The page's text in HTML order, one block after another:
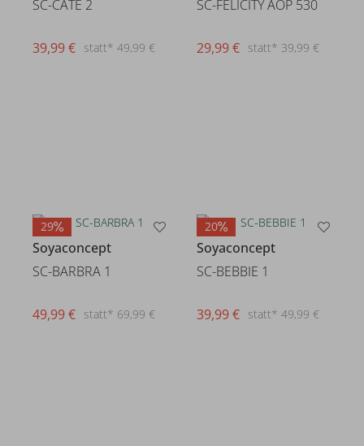
SC-CATE 2
statt* 49,99 €
39,99 €
SC-FELICITY AOP 530
statt* 39,99 €
29,99 €
29
Soyaconcept
SC-BARBRA 1
statt* 69,99 €
49,99 €
20
Soyaconcept
SC-BEBBIE 1
statt* 49,99 €
39,99 €